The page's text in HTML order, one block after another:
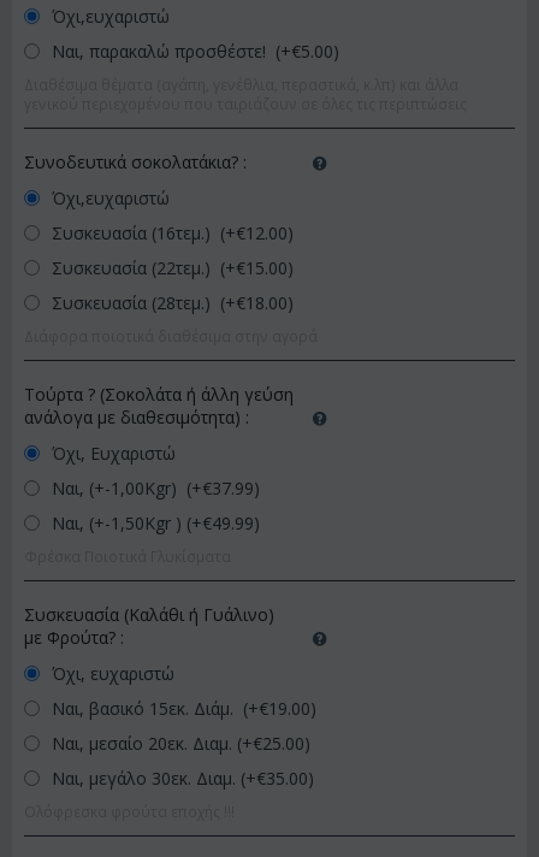
Όχι,ευχαριστώ
Ναι, παρακαλώ προσθέστε! (+€5.00)
Συνοδευτικά σοκολατάκια? :
Όχι,ευχαριστώ
Συσκευασία (16τεμ.) (+€12.00)
Συσκευασία (22τεμ.) (+€15.00)
Συσκευασία (28τεμ.) (+€18.00)
Τούρτα ? (Σοκολάτα ή άλλη γεύση
ανάλογα με διαθεσιμότητα) :
Όχι, Ευχαριστώ
Ναι, (+-1,00Kgr) (+€37.99)
Ναι, (+-1,50Kgr ) (+€49.99)
Συσκευασία (Καλάθι ή Γυάλινο)
με Φρούτα? :
Όχι, ευχαριστώ
Ναι, βασικό 15εκ. Διάμ. (+€19.00)
Ναι, μεσαίο 20εκ. Διαμ. (+€25.00)
Ναι, μεγάλο 30εκ. Διαμ. (+€35.00)